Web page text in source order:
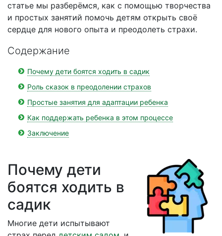
статье мы разберёмся, как с помощью творчества
и простых занятий помочь детям открыть своё
сердце для нового опыта и преодолеть страхи.
Содержание
Почему дети боятся ходить в садик
Роль сказок в преодолении страхов
Простые занятия для адаптации ребенка
Как поддержать ребенка в этом процессе
Заключение
Почему дети
боятся ходить в
садик
Многие дети испытывают